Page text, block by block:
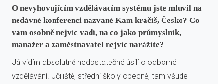
O nevyhovujícím vzdělávacím systému jste mluvil na
nedávné konferenci nazvané Kam kráčíš, Česko? Co
vám osobně nejvíc vadí, na co jako průmyslník,
manažer a zaměstnavatel nejvíc narážíte?
Já vidím absolutně nedostatečné úsilí o odborné
vzdělávání. Učiliště, střední školy obecně, tam všude